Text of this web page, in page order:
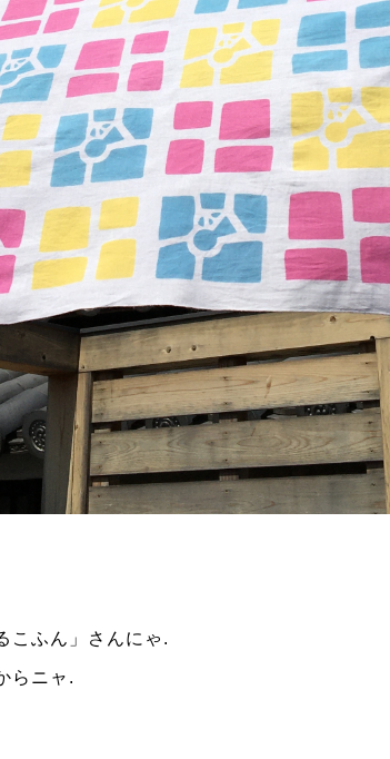
こふん」さんにゃ .
らニャ .